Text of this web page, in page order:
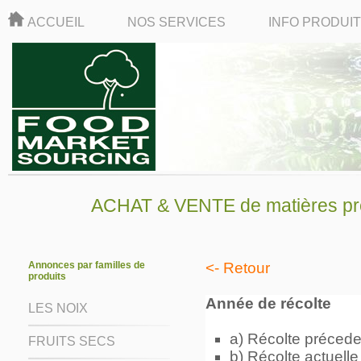
ACCUEIL NOS SERVICES INFO
ACHAT & VENTE de matières
Annonces par familles de
produits
LES NOIX
FRUITS SECS
<- Retour
Année de récolte
a) Récolte
b) Récolte actuelle